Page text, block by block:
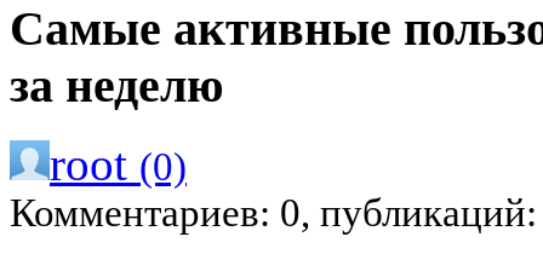
Самые активные
за неделю
root (0)
Комментариев: 0,